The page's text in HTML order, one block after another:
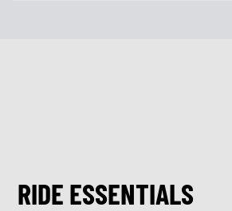
RIDE ESSENTIALS